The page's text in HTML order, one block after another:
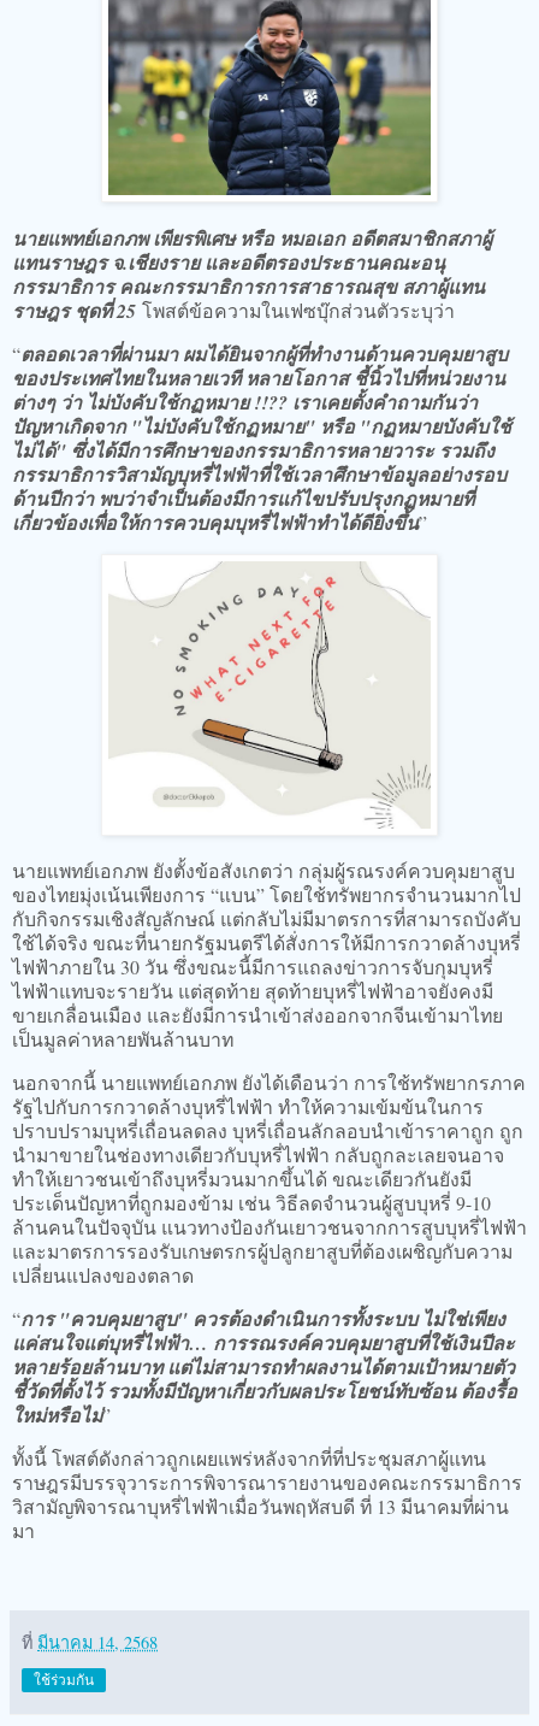
นายแพทย์เอกภพ เพียรพิเศษ หรือ หมอเอก อดีตสมาชิกสภาผู้
แทนราษฎร จ.เชียงราย และอดีตรองประธานคณะอนุ
กรรมาธิการ คณะกรรมาธิการการสาธารณสุข สภาผู้แทน
ราษฎร ชุดที่ 25 โพสต์ข้อความในเฟซบุ๊กส่วนตัวระบุว่า
“ตลอดเวลาที่ผ่านมา ผมได้ยินจากผู้ที่ทำงานด้านควบคุมยาสูบ
ของประเทศไทยในหลายเวที หลายโอกาส ชี้นิ้วไปที่หน่วยงาน
ต่างๆ ว่า ไม่บังคับใช้กฏหมาย !!?? เราเคยตั้งคำถามกันว่า
ปัญหาเกิดจาก "ไม่บังคับใช้กฏหมาย" หรือ "กฏหมายบังคับใช้
ไม่ได้" ซึ่งได้มีการศึกษาของกรรมาธิการหลายวาระ รวมถึง
กรรมาธิการวิสามัญบุหรี่ไฟฟ้าที่ใช้เวลาศึกษาข้อมูลอย่างรอบ
ด้านปีกว่า พบว่าจำเป็นต้องมีการแก้ไขปรับปรุงกฏหมายที่
เกี่ยวข้องเพื่อให้การควบคุมบุหรี่ไฟฟ้าทำได้ดียิ่งขึ้น”
นายแพทย์เอกภพ ยังตั้งข้อสังเกตว่า กลุ่มผู้รณรงค์ควบคุมยาสูบ
ของไทยมุ่งเน้นเพียงการ “แบน” โดยใช้ทรัพยากรจำนวนมากไป
กับกิจกรรมเชิงสัญลักษณ์ แต่กลับไม่มีมาตรการที่สามารถบังคับ
ใช้ได้จริง ขณะที่นายกรัฐมนตรีได้สั่งการให้มีการกวาดล้างบุหรี่
ไฟฟ้าภายใน 30 วัน ซึ่งขณะนี้มีการแถลงข่าวการจับกุมบุหรี่
ไฟฟ้าแทบจะรายวัน แต่สุดท้าย สุดท้ายบุหรี่ไฟฟ้าอาจยังคงมี
ขายเกลื่อนเมือง และยังมีการนำเข้าส่งออกจากจีนเข้ามาไทย
เป็นมูลค่าหลายพันล้านบาท
นอกจากนี้ นายแพทย์เอกภพ ยังได้เดือนว่า การใช้ทรัพยากรภาค
รัฐไปกับการกวาดล้างบุหรี่ไฟฟ้า ทำให้ความเข้มข้นในการ
ปราบปรามบุหรี่เถื่อนลดลง บุหรี่เถื่อนลักลอบนำเข้าราคาถูก ถูก
นำมาขายในช่องทางเดียวกับบุหรี่ไฟฟ้า กลับถูกละเลยจนอาจ
ทำให้เยาวชนเข้าถึงบุหรี่มวนมากขึ้นได้ ขณะเดียวกันยังมี
ประเด็นปัญหาที่ถูกมองข้าม เช่น วิธีลดจำนวนผู้สูบบุหรี่ 9-10
ล้านคนในปัจจุบัน แนวทางป้องกันเยาวชนจากการสูบบุหรี่ไฟฟ้า
และมาตรการรองรับเกษตรกรผู้ปลูกยาสูบที่ต้องเผชิญกับความ
เปลี่ยนแปลงของตลาด
“การ "ควบคุมยาสูบ" ควรต้องดำเนินการทั้งระบบ ไม่ใช่เพียง
แค่สนใจแต่บุหรี่ไฟฟ้า… การรณรงค์ควบคุมยาสูบที่ใช้เงินปีละ
หลายร้อยล้านบาท แต่ไม่สามารถทำผลงานได้ตามเป้าหมายตัว
ชี้วัดที่ตั้งไว้ รวมทั้งมีปัญหาเกี่ยวกับผลประโยชน์ทับซ้อน ต้องรื้อ
ใหม่หรือไม่”
ทั้งนี้ โพสต์ดังกล่าวถูกเผยแพร่หลังจากที่ที่ประชุมสภาผู้แทน
ราษฎรมีบรรจุวาระการพิจารณารายงานของคณะกรรมาธิการ
วิสามัญพิจารณาบุหรี่ไฟฟ้าเมื่อวันพฤหัสบดี ที่ 13 มีนาคมที่ผ่าน
มา
ที่ มีนาคม 14, 2568
ใช้ร่วมกัน